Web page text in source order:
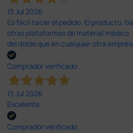
13 Jul 2026
Es fácil hacer el pedido. El producto,
otras plataformas de material médico.
del doble que en cualquier otra
Comprador verificado
13 Jul 2026
Excelente
Comprador verificado